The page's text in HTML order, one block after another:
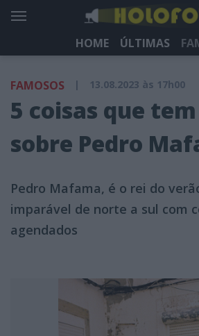
HOME ÚLTIMAS
HOLOFOTE TV
FAMOSOS | 13.08.2023 às 17h00
5 coisas que
sobre Pedro
Pedro Mafama, é o rei do
imparável de norte a sul com
agendados